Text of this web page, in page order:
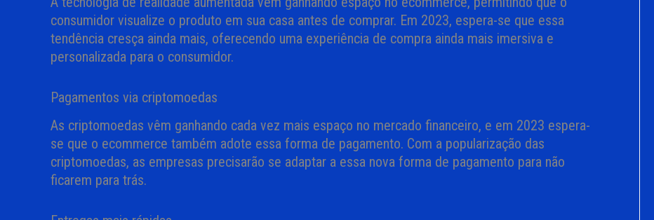
consumidor visualize o produto em sua casa antes de comprar. Em 2023, espera-se que essa
tendência cresça ainda mais, oferecendo uma experiência de compra ainda mais imersiva e
personalizada para o consumidor.
Pagamentos via criptomoedas
As criptomoedas vêm ganhando cada vez mais espaço no mercado financeiro, e em 2023 espera-
se que o ecommerce também adote essa forma de pagamento. Com a popularização das
criptomoedas, as empresas precisarão se adaptar a essa nova forma de pagamento para não
ficarem para trás.